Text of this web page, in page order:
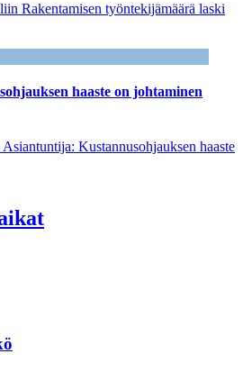
Rakentamisen työntekijämäärä laski
haaste on johtaminen
Kustannusohjauksen haaste